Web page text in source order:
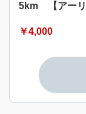
5km 【アーリ
￥4,000
参加種目の達成
※18歳未満は保